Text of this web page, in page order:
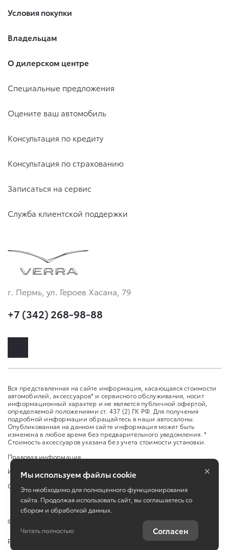
Условия покупки
Владельцам
О дилерском центре
Специальные предложения
Оцените ваш автомобиль
Консультация по кредиту
Консультация по страхованию
Записаться на сервис
Служба клиентской поддержки
г. Пермь, ул. Героев Хасана, 79
+7 (342) 268-98-88
Вся представленная на сайте информация, касающаяся стоимости
автомобилей, аксессуаров* и сервисного обслуживания, носит
информационный характер и не является публичной офертой,
определяемой положениями ст. 437 (2) ГК РФ. Для получения
подробной информации обращайтесь в наши автосалоны.
Опубликованная на данном сайте информация может быть
изменена в любое время без предварительного уведомления. *
Стоимость аксессуаров указана без учета стоимости установки.
Правовая информация
Изменить настройку cookies
Сбросить cookie
©
Работает на технологиях
Мы используем файлы cookie
Это необходимо для полноценного функционирования
сайта. Продолжая использовать сайт, вы соглашаетесь со
сбором и обработкой данных.
Читать полностью Согласен
×